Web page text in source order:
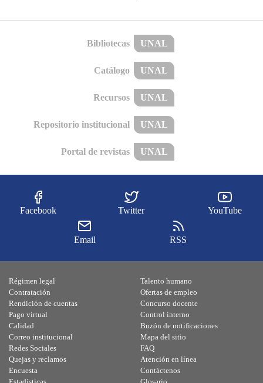
Bibliotecas UNAL
Catálogo UNAL
Recursos UNAL
Repositorio institucional UNAL
Portal de revistas UNAL
Facebook Twitter YouTube
Email RSS
Régimen legal
Contratación
Rendición de cuentas
Pago virtual
Calidad
Talento humano
Ofertas de empleo
Concurso docente
Control interno
Buzón de notificaciones
Correo institucional
Redes Sociales
Quejas y reclamos
Encuesta
Mapa del sitio
FAQ
Atención en línea
Contáctenos